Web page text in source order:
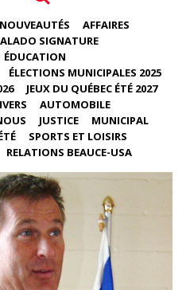
NOUVEAUTÉS
AFFAIRES
SIGNATURE
ÉDUCATION
ÉLECTIONS MUNICIPALES 2025
JEUX DU QUÉBEC ÉTÉ 2027
AUTOMOBILE
JUSTICE
MUNICIPAL
SPORTS ET LOISIRS
RELATIONS BEAUCE-USA